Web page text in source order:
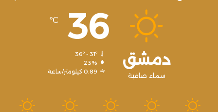
دمشق
سماء صافية
36
℃
36º - 31º
23%
0.89 كيلومتر/ساعة